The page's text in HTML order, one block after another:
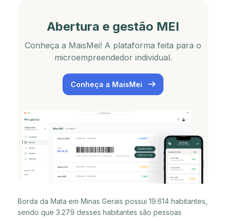
Abertura e gestão MEI
Conheça a MaisMei! A plataforma feita para o
microempreendedor individual.
Conheça a MaisMei
Borda da Mata em Minas Gerais possui 19.614 habitantes,
sendo que 3.279 desses habitantes são pessoas